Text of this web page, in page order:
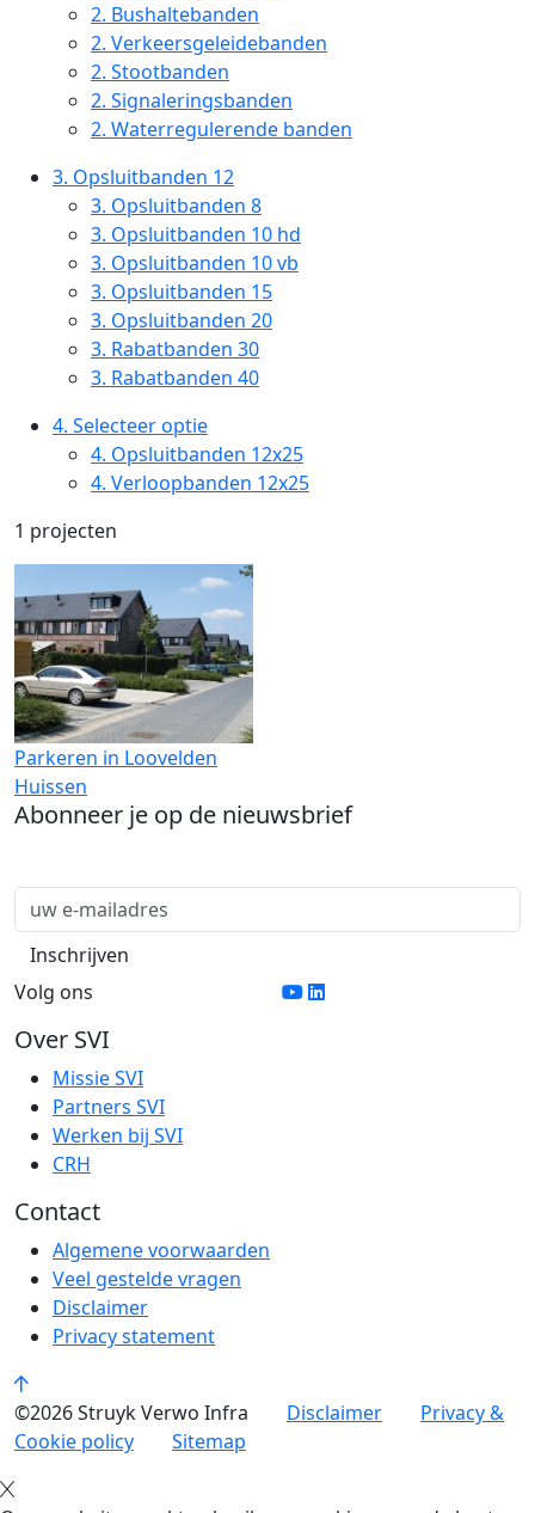
2. Bushaltebanden
2. Verkeersgeleidebanden
2. Stootbanden
2. Signaleringsbanden
2. Waterregulerende banden
3. Opsluitbanden 12
3. Opsluitbanden 8
3. Opsluitbanden 10 hd
3. Opsluitbanden 10 vb
3. Opsluitbanden 15
3. Opsluitbanden 20
3. Rabatbanden 30
3. Rabatbanden 40
4. Selecteer optie
4. Opsluitbanden 12x25
4. Verloopbanden 12x25
1 projecten
Parkeren in Loovelden
Huissen
Abonneer je op de nieuwsbrief
Volg ons
Over SVI
Missie SVI
Partners SVI
Werken bij SVI
CRH
Contact
Algemene voorwaarden
Veel gestelde vragen
Disclaimer
Privacy statement
©2026 Struyk Verwo Infra Disclaimer
Privacy &
Cookie policy
Sitemap